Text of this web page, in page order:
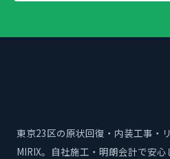
東京23区の原状回復・内装工事・
MIRIX。自社施工・明朗会計で安心